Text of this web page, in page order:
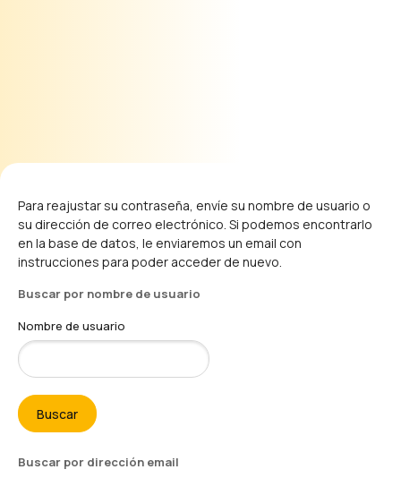
Salta al contenido principal
Para reajustar su contraseña, envíe su nombre de usuario o
su dirección de correo electrónico. Si podemos encontrarlo
en la base de datos, le enviaremos un email con
instrucciones para poder acceder de nuevo.
Buscar por nombre de usuario
Nombre de usuario
Buscar por dirección email